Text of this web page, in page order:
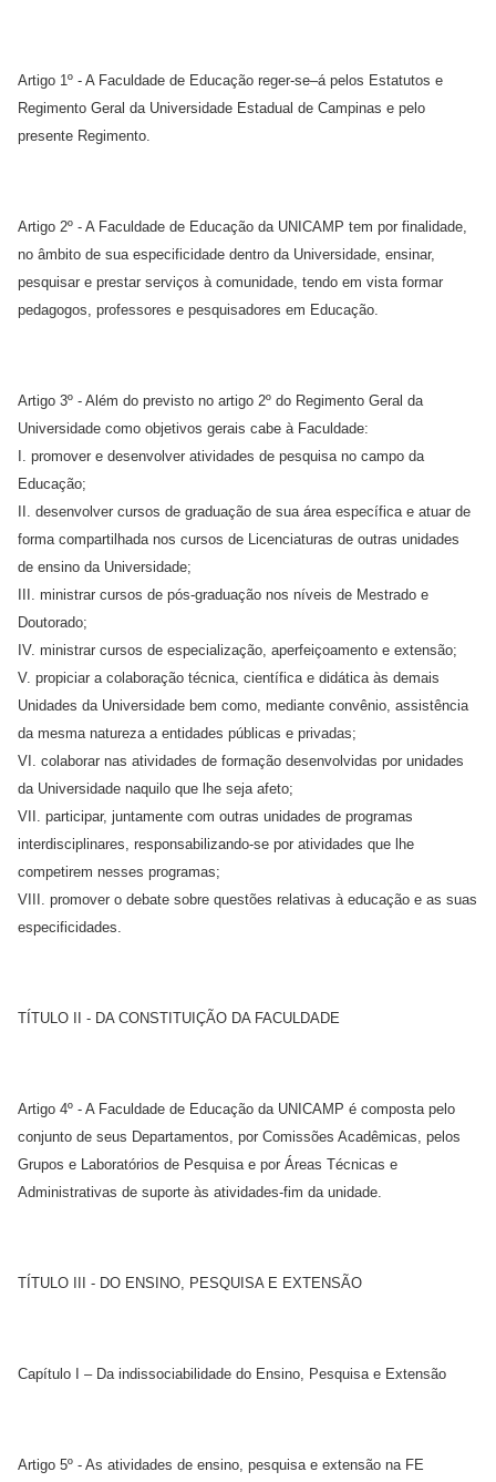
Artigo 1º - A Faculdade de Educação reger-se–á pelos Estatutos e
Regimento Geral da Universidade Estadual de Campinas e pelo
presente Regimento.
Artigo 2º - A Faculdade de Educação da UNICAMP tem por finalidade,
no âmbito de sua especificidade dentro da Universidade, ensinar,
pesquisar e prestar serviços à comunidade, tendo em vista formar
pedagogos, professores e pesquisadores em Educação.
Artigo 3º - Além do previsto no artigo 2º do Regimento Geral da
Universidade como objetivos gerais cabe à Faculdade:
I. promover e desenvolver atividades de pesquisa no campo da
Educação;
II. desenvolver cursos de graduação de sua área específica e atuar de
forma compartilhada nos cursos de Licenciaturas de outras unidades
de ensino da Universidade;
III. ministrar cursos de pós-graduação nos níveis de Mestrado e
Doutorado;
IV. ministrar cursos de especialização, aperfeiçoamento e extensão;
V. propiciar a colaboração técnica, científica e didática às demais
Unidades da Universidade bem como, mediante convênio, assistência
da mesma natureza a entidades públicas e privadas;
VI. colaborar nas atividades de formação desenvolvidas por unidades
da Universidade naquilo que lhe seja afeto;
VII. participar, juntamente com outras unidades de programas
interdisciplinares, responsabilizando-se por atividades que lhe
competirem nesses programas;
VIII. promover o debate sobre questões relativas à educação e as suas
especificidades.
TÍTULO II - DA CONSTITUIÇÃO DA FACULDADE
Artigo 4º - A Faculdade de Educação da UNICAMP é composta pelo
conjunto de seus Departamentos, por Comissões Acadêmicas, pelos
Grupos e Laboratórios de Pesquisa e por Áreas Técnicas e
Administrativas de suporte às atividades-fim da unidade.
TÍTULO III - DO ENSINO, PESQUISA E EXTENSÃO
Capítulo I – Da indissociabilidade do Ensino, Pesquisa e Extensão
Artigo 5º - As atividades de ensino, pesquisa e extensão na FE